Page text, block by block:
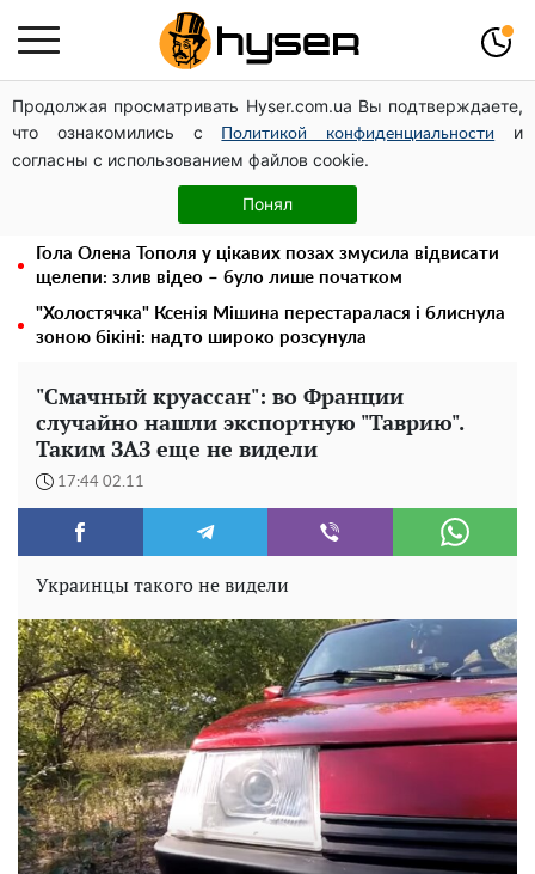
Продолжая просматривать Hyser.com.ua Вы подтверждаете,
что ознакомились с
Политикой конфиденциальности
и
согласны с использованием файлов cookie.
Понял
Українська авіатранспортна асоціація звернулася до
Мінфіну із закликом уніфікувати оподаткування
авіалізингу
Місяць без світла, лютий холод та комунальні платежі
на тисячі гривень: народ "ламають" у відключення
Гола Олена Тополя у цікавих позах змусила відвисати
щелепи: злив відео – було лише початком
"Холостячка" Ксенія Мішина перестаралася і блиснула
зоною бікіні: надто широко розсунула
"Смачный круассан": во Франции
случайно нашли экспортную "Таврию".
Таким ЗАЗ еще не видели
17:44 02.11
Украинцы такого не видели